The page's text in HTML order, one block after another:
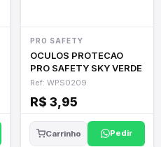
PRO SAFETY
OCULOS PROTECAO
PRO SAFETY SKY VERDE
Ref: WPS0209
R$ 3,95
Carrinho Pedir